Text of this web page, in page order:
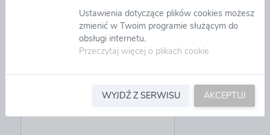
Ustawienia dotyczące plików cookies możesz
zmienić w Twoim programie służącym do
obsługi internetu.
Przeczytaj więcej o plikach cookie
WYJDŹ Z SERWISU AKCEPTUJ